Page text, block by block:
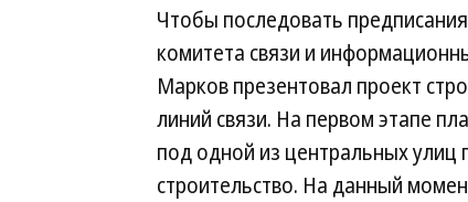
Чтобы последовать
комитета связи и
Марков презентовал проект
линий связи. На первом этапе
под одной из центральных улиц
строительство. На данный